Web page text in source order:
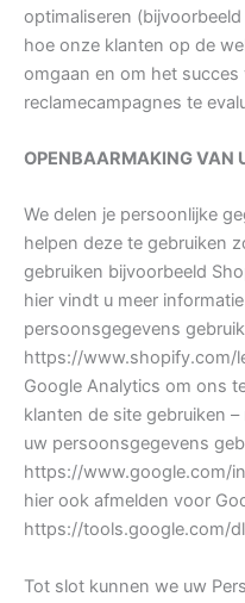
optimaliseren
hoe onze klanten op de
omgaan en om het
reclamecampagnes te
OPENBAARMAKING VAN
We delen je persoonlijke
helpen deze te gebruiken
gebruiken bijvoorbeeld
hier vindt u meer
persoonsgegevens
https://www.shopify.com/
Google Analytics om ons
klanten de site gebruiken
uw persoonsgegevens
https://www.google.com/
hier ook afmelden voor
https://tools.google.com/
Tot slot kunnen we uw